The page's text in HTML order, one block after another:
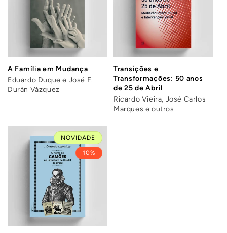
A Família em Mudança
Eduardo Duque e José F.
Durán Vázquez
Transições e
Transformações: 50 anos
de 25 de Abril
Ricardo Vieira, José Carlos
Marques e outros
NOVIDADE
10%